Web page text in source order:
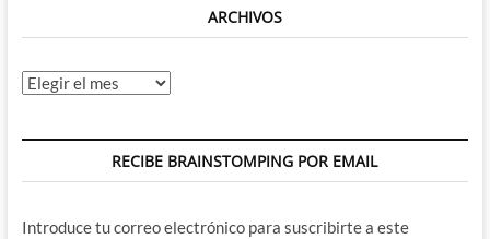
ARCHIVOS
Archivos
RECIBE BRAINSTOMPING POR EMAIL
Introduce tu correo electrónico para suscribirte a este